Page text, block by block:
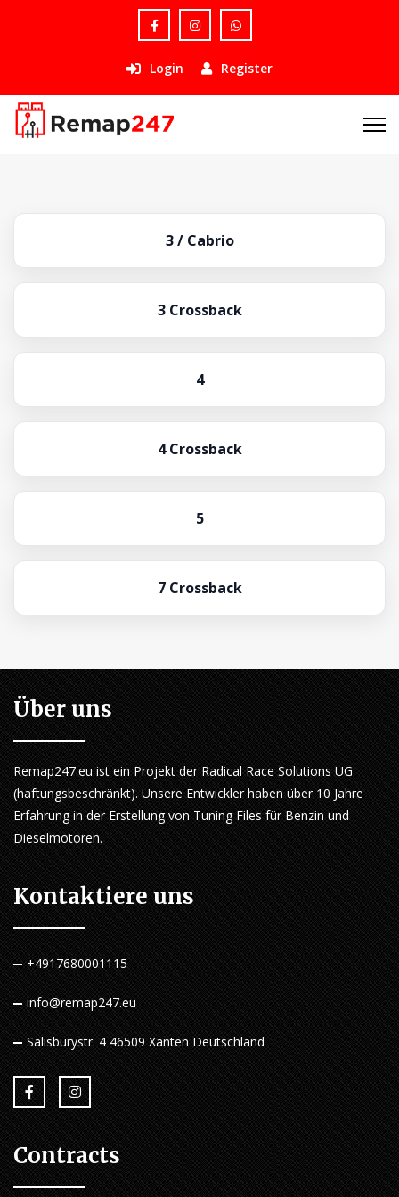
Login Register
3 / Cabrio
3 Crossback
4
4 Crossback
5
7 Crossback
Über uns
Remap247.eu ist ein Projekt der Radical Race Solutions UG
(haftungsbeschränkt). Unsere Entwickler haben über 10 Jahre
Erfahrung in der Erstellung von Tuning Files für Benzin und
Dieselmotoren.
Kontaktiere uns
+4917680001115
info@remap247.eu
Salisburystr. 4 46509 Xanten Deutschland
Contracts